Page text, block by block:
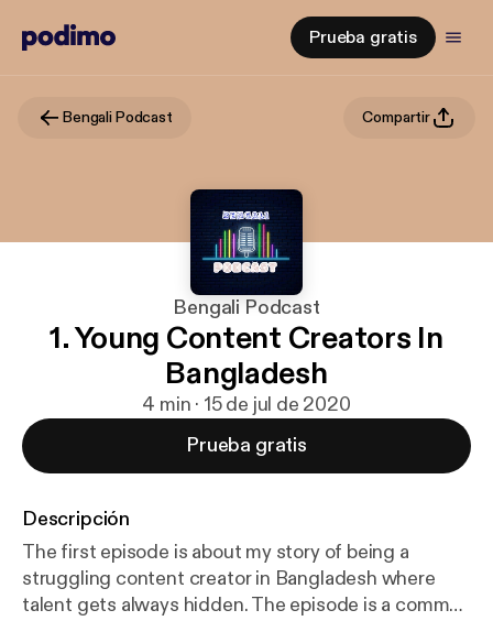
Prueba gratis
Bengali Podcast Compartir
Bengali Podcast
1. Young Content Creators In
Bangladesh
4 min · 15 de jul de 2020
Prueba gratis
Descripción
The first episode is about my story of being a
struggling content creator in Bangladesh where
talent gets always hidden. The episode is a common